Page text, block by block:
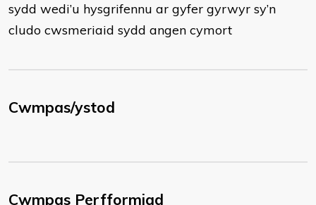
sydd wedi’u hysgrifennu ar gyfer gyrwyr sy’n
cludo cwsmeriaid sydd angen cymort
Cwmpas/ystod
Cwmpas Perfformiad